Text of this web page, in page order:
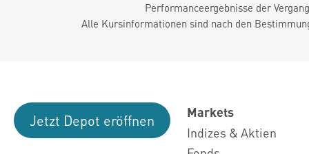
Performanceergebnisse der
Alle Kursinformationen sind nach den
Jetzt Depot eröffnen
Markets
Indizes & Aktien